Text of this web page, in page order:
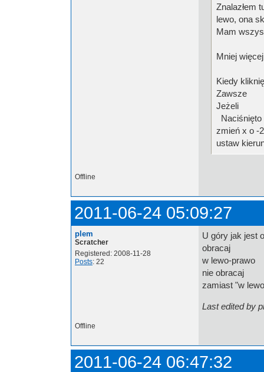
Znalazłem
lewo, ona
Mam
Mniej
Kiedy
Zawsze
Jeżeli
Naciśnięto
zmień x o -2
ustaw
Offline
2011-06-24 05:09:27
plem
Scratcher
Registered: 2008-11-28
Posts: 22
U góry jak jest
obracaj
w lewo-prawo
nie obracaj
zamiast "w
Last edited by
Offline
2011-06-24 06:47:32